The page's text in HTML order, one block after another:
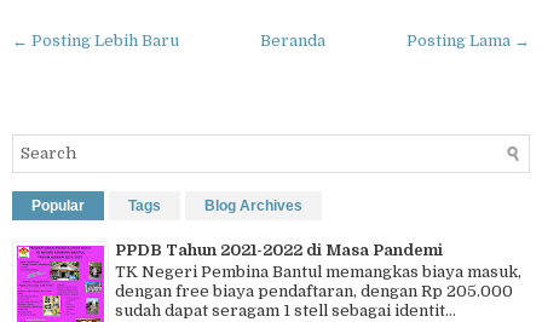
← Posting Lebih Baru Posting Lama →
Beranda
Popular Tags Blog Archives
PPDB Tahun 2021-2022 di Masa Pandemi
TK Negeri Pembina Bantul memangkas biaya masuk,
dengan free biaya pendaftaran, dengan Rp 205.000
sudah dapat seragam 1 stell sebagai identit...